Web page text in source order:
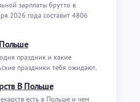
зарплаты брутто в
2026 года составит 4806
праздник и какие
праздники тебя ожидают.
В Польше
есть в Польше и чем